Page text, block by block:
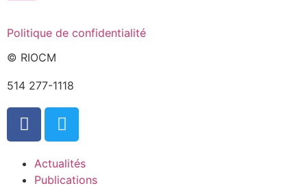
Politique de confidentialité
© RIOCM
514 277-1118
Actualités
Publications